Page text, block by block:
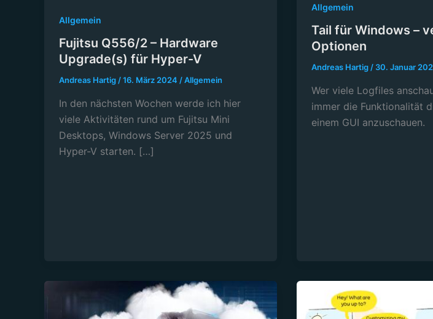
Allgemein
Fujitsu Q556/2 – Hardware
Upgrade(s) für Hyper-V
Andreas Hartig/16. März 2024 /Allgemein
In den nächsten Wochen werde ich hier
viele Aktivitäten rund um Fujitsu Mini
Desktops, Windows Server 2025 und
Hyper-V starten. […]
Allgemein
Tail für Windows –
Optionen
Andreas Hartig/ 30. Januar
Wer viele Logfiles
immer die Funktionalität
einem GUI anzuschauen.